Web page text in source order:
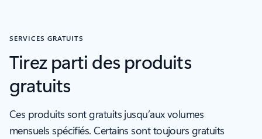
SERVICES GRATUITS
Tirez parti des produits
gratuits
Ces produits sont gratuits jusqu’aux volumes
mensuels spécifiés. Certains sont toujours gratuits